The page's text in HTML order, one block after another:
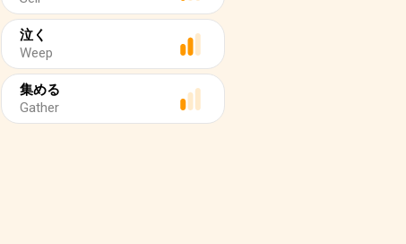
泣く
Weep
集める
Gather